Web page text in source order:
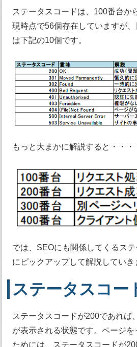
ステータスコードは、100番台か
現時点で56個存在していますが
は下記の10個です。
もっと大まかに解説すると・・・
では、SEOにも関係してくるス
にピックアップして解説していき
ステータスコー
ステータスコードが200であれば
が表示される状態です。ページ
ためには、ステータスコードが